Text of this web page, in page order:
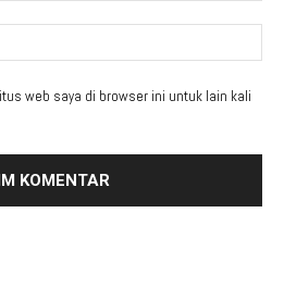
web saya di browser ini untuk lain kali